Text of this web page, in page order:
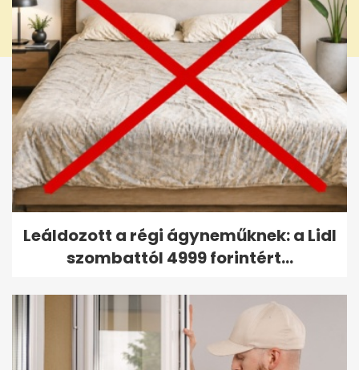
Leáldozott a régi ágyneműknek: a Lidl
szombattól 4999 forintért...